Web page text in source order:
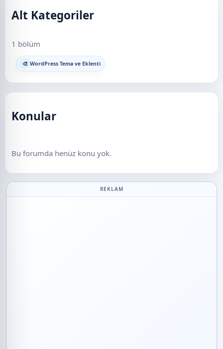
Alt Kategoriler
1 bölüm
🎨 WordPress Tema ve Eklenti
Konular
Bu forumda henüz konu yok.
REKLAM